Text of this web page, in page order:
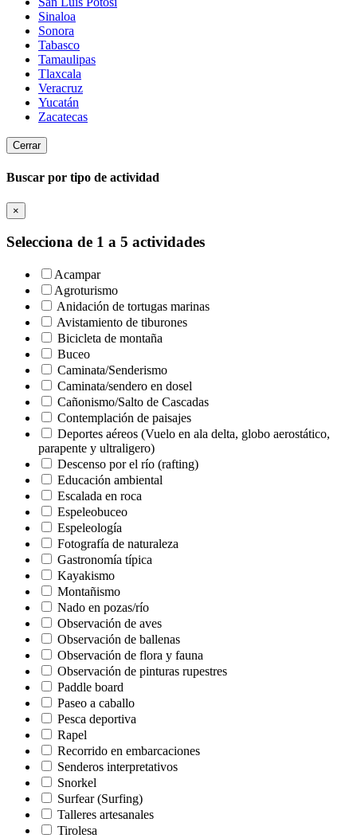
Sinaloa
Sonora
Tabasco
Tamaulipas
Tlaxcala
Veracruz
Yucatán
Zacatecas
Cerrar
Buscar por tipo de actividad
×
Selecciona de 1 a 5 actividades
Acampar
Agroturismo
Anidación de tortugas marinas
Avistamiento de tiburones
Bicicleta de montaña
Buceo
Caminata/Senderismo
Caminata/sendero en dosel
Cañonismo/Salto de Cascadas
Contemplación de paisajes
Deportes aéreos (Vuelo en ala delta, globo aerostático,
parapente y ultraligero)
Descenso por el río (rafting)
Educación ambiental
Escalada en roca
Espeleobuceo
Espeleología
Fotografía de naturaleza
Gastronomía típica
Kayakismo
Montañismo
Nado en pozas/río
Observación de aves
Observación de ballenas
Observación de flora y fauna
Observación de pinturas rupestres
Paddle board
Paseo a caballo
Pesca deportiva
Rapel
Recorrido en embarcaciones
Senderos interpretativos
Snorkel
Surfear (Surfing)
Talleres artesanales
Tirolesa